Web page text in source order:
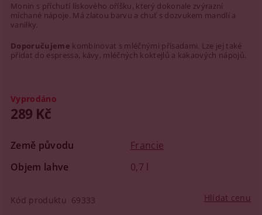
Monin s příchutí lískového oříšku, který dokonale zvýrazní
míchané nápoje. Má zlatou barvu a chuť s dozvukem mandlí a
vanilky.
Doporučujeme kombinovat s mléčnými přísadami. Lze jej také
přidat do espressa, kávy, mléčných koktejlů a kakaových nápojů.
Vyprodáno
289 Kč
Země původu
Francie
Objem lahve
0,7 l
Kód produktu 69333
Hlídat cenu